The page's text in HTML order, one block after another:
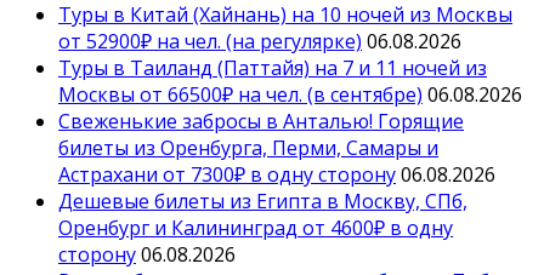
Туры в Китай (Хайнань) на 10 ночей из Москвы
от 52900₽ на чел. (на регулярке) 06.08.2026
Туры в Таиланд (Паттайя) на 7 и 11 ночей из
Москвы от 66500₽ на чел. (в сентябре) 06.08.2026
Свеженькие забросы в Анталью! Горящие
билеты из Оренбурга, Перми, Самары и
Астрахани от 7300₽ в одну сторону06.08.2026
Дешевые билеты из Египта в Москву, СПб,
Оренбург и Калининград от 4600₽ в одну
сторону06.08.2026